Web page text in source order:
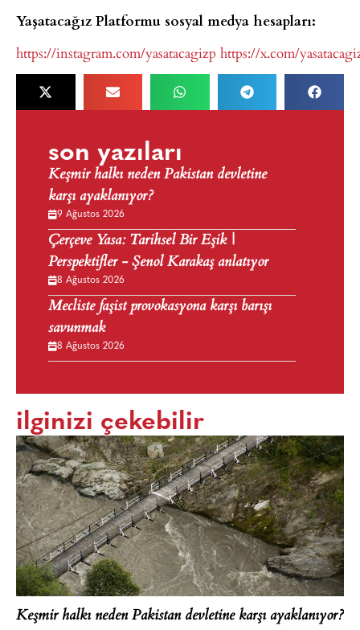
Yaşatacağız Platformu sosyal medya hesapları:
https://instagram.com/yasatacagizp https://x.com/
son yazıları
Keşmir halkı neden Pakistan devletine
karşı ayaklanıyor?
9 Ağustos 2026
Çerçeve Yasa: Tarihsel Bir Eşik |
Perspektifler - Şenol Karakaş anlatıyor
8 Ağustos 2026
Mecliste faşist provokasyona karşı barışı
savunmak
8 Ağustos 2026
ilginizi çekebilir
Keşmir halkı neden Pakistan devletine karşı ayaklanıyor?